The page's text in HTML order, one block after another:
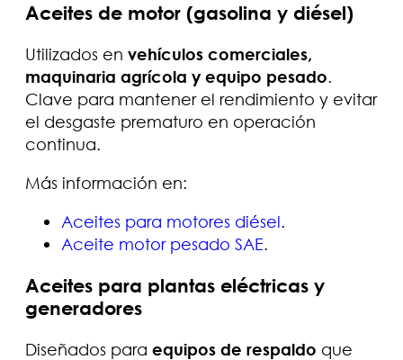
Aceites de motor (gasolina y diésel)
Utilizados en vehículos comerciales,
maquinaria agrícola y equipo pesado.
Clave para mantener el rendimiento y evitar
el desgaste prematuro en operación
continua.
Más información en:
Aceites para motores diésel.
Aceite motor pesado SAE.
Aceites para plantas eléctricas y
generadores
Diseñados para equipos de respaldo que